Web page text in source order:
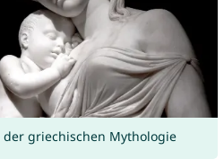
griechischen Mythologie